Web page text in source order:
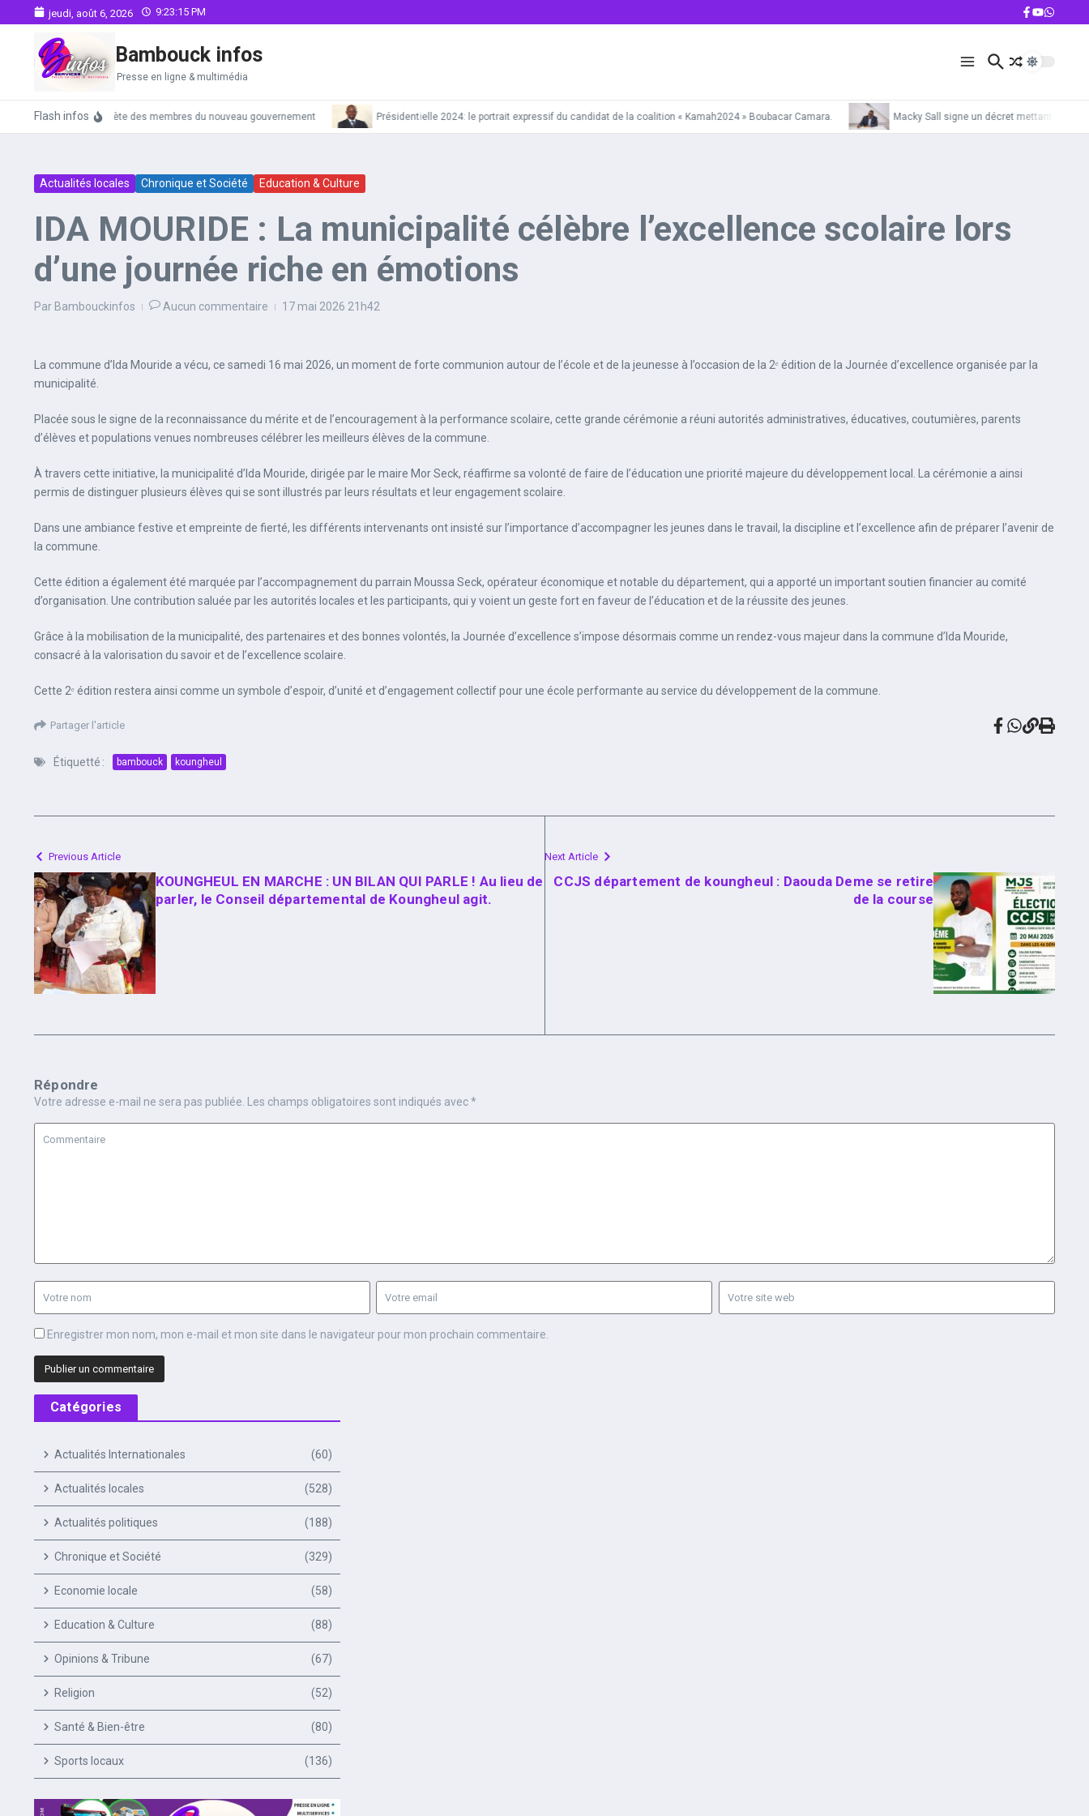
Aller au contenujeudi, août 6, 2026 9:23:16 PM
Bambouck infos
Presse en ligne & multimédia
Flash infos
La liste complète des membres du nouveau gouvernement Présidentielle 2024: le portrait expressif du candidat de la coalition « Kamah2024 » Boubacar Camara. Macky Sall signe un décret mettant la
Actualités locales Chronique et Société Education & Culture
IDA MOURIDE : La municipalité célèbre l’excellence scolaire lors
d’une journée riche en émotions
Par Bambouckinfos Aucun commentaire 17 mai 2026 21h42
La commune d’Ida Mouride a vécu, ce samedi 16 mai 2026, un moment de forte communion autour de l’école et de la jeunesse à l’occasion de la 2ᵉ édition de la Journée d’excellence organisée par la
municipalité.
Placée sous le signe de la reconnaissance du mérite et de l’encouragement à la performance scolaire, cette grande cérémonie a réuni autorités administratives, éducatives, coutumières, parents
d’élèves et populations venues nombreuses célébrer les meilleurs élèves de la commune.
À travers cette initiative, la municipalité d’Ida Mouride, dirigée par le maire Mor Seck, réaffirme sa volonté de faire de l’éducation une priorité majeure du développement local. La cérémonie a ainsi
permis de distinguer plusieurs élèves qui se sont illustrés par leurs résultats et leur engagement scolaire.
Dans une ambiance festive et empreinte de fierté, les différents intervenants ont insisté sur l’importance d’accompagner les jeunes dans le travail, la discipline et l’excellence afin de préparer l’avenir de
la commune.
Cette édition a également été marquée par l’accompagnement du parrain Moussa Seck, opérateur économique et notable du département, qui a apporté un important soutien financier au comité
d’organisation. Une contribution saluée par les autorités locales et les participants, qui y voient un geste fort en faveur de l’éducation et de la réussite des jeunes.
Grâce à la mobilisation de la municipalité, des partenaires et des bonnes volontés, la Journée d’excellence s’impose désormais comme un rendez-vous majeur dans la commune d’Ida Mouride,
consacré à la valorisation du savoir et de l’excellence scolaire.
Cette 2ᵉ édition restera ainsi comme un symbole d’espoir, d’unité et d’engagement collectif pour une école performante au service du développement de la commune.
Partager l'article
Étiquetté : bambouck koungheul
Previous Article
KOUNGHEUL EN MARCHE : UN BILAN QUI PARLE ! Au lieu de
parler, le Conseil départemental de Koungheul agit.
Next Article
CCJS département de koungheul : Daouda Deme se retire
de la course
Répondre
Votre adresse e-mail ne sera pas publiée. Les champs obligatoires sont indiqués avec*
Enregistrer mon nom, mon e-mail et mon site dans le navigateur pour mon prochain commentaire.
Catégories
Actualités Internationales (60)
Actualités locales (528)
Actualités politiques (188)
Chronique et Société (329)
Economie locale (58)
Education & Culture (88)
Opinions & Tribune (67)
Religion (52)
Santé & Bien-être (80)
Sports locaux (136)